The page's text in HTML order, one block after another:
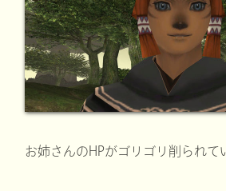
お姉さんのHPがゴリゴリ削られて